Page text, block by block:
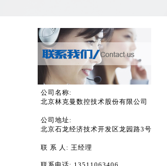
公司名称:
北京林克曼数控技术股份有限公司
公司地址:
北京石龙经济技术开发区龙园路3号
联 系 人: 王经理